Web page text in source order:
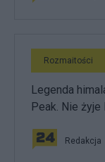
Rozmaitości
Legenda
Peak. Nie żyje
Redakcja